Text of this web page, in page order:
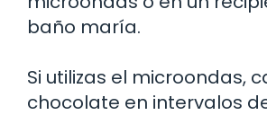
baño maría.
Si utilizas el microondas,
chocolate en intervalos